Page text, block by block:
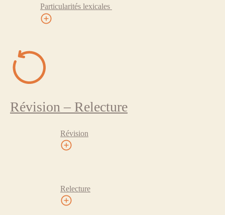
Particularités lexicales
Révision – Relecture
Révision
Relecture